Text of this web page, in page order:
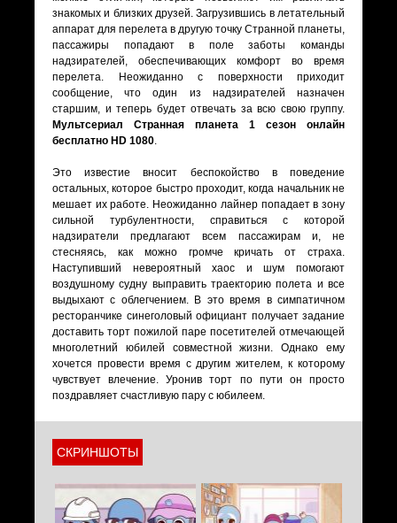
знакомых и близких друзей. Загрузившись в летательный
аппарат для перелета в другую точку Странной планеты,
пассажиры попадают в поле заботы команды
надзирателей, обеспечивающих комфорт во время
перелета. Неожиданно с поверхности приходит
сообщение, что один из надзирателей назначен
старшим, и теперь будет отвечать за всю свою группу.
Мультсериал Странная планета 1 сезон онлайн
бесплатно HD 1080.
Это известие вносит беспокойство в поведение
остальных, которое быстро проходит, когда начальник не
мешает их работе. Неожиданно лайнер попадает в зону
сильной турбулентности, справиться с которой
надзиратели предлагают всем пассажирам и, не
стесняясь, как можно громче кричать от страха.
Наступивший невероятный хаос и шум помогают
воздушному судну выправить траекторию полета и все
выдыхают с облегчением. В это время в симпатичном
ресторанчике синеголовый официант получает задание
доставить торт пожилой паре посетителей отмечающей
многолетний юбилей совместной жизни. Однако ему
хочется провести время с другим жителем, к которому
чувствует влечение. Уронив торт по пути он просто
поздравляет счастливую пару с юбилеем.
СКРИНШОТЫ